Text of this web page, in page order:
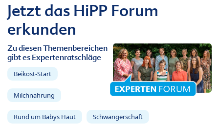
Jetzt das HiPP Forum
erkunden
Zu diesen Themenbereichen
gibt es Expertenratschläge
Beikost-Start
Milchnahrung
Rund um Babys Haut Schwangerschaft